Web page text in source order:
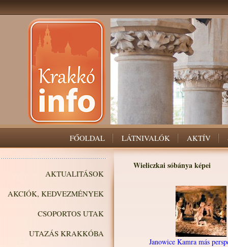
FŐOLDAL LÁTNIVALÓK AKTÍV
AKTUALITÁSOK
AKCIÓK, KEDVEZMÉNYEK
CSOPORTOS UTAK
UTAZÁS KRAKKÓBA
Wieliczkai sóbánya képei
Janowice Kamra más